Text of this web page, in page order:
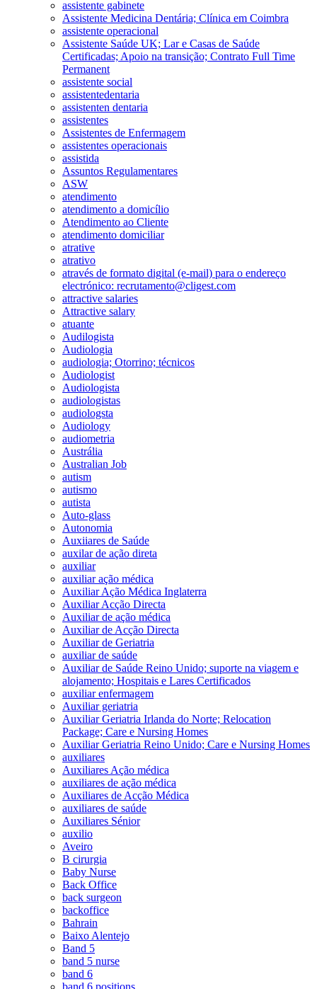
assistente gabinete
Assistente Medicina Dentária; Clínica em Coimbra
assistente operacional
Assistente Saúde UK; Lar e Casas de Saúde
Certificadas; Apoio na transição; Contrato Full Time
Permanent
assistente social
assistentedentaria
assistenten dentaria
assistentes
Assistentes de Enfermagem
assistentes operacionais
assistida
Assuntos Regulamentares
ASW
atendimento
atendimento a domicílio
Atendimento ao Cliente
atendimento domiciliar
atrative
atrativo
através de formato digital (e-mail) para o endereço
electrónico: recrutamento@cligest.com
attractive salaries
Attractive salary
atuante
Audilogista
Audiologia
audiologia; Otorrino; técnicos
Audiologist
Audiologista
audiologistas
audiologsta
Audiology
audiometria
Austrália
Australian Job
autism
autismo
autista
Auto-glass
Autonomia
Auxiiares de Saúde
auxilar de ação direta
auxiliar
auxiliar ação médica
Auxiliar Ação Médica Inglaterra
Auxiliar Acção Directa
Auxiliar de ação médica
Auxiliar de Acção Directa
Auxiliar de Geriatria
auxiliar de saúde
Auxiliar de Saúde Reino Unido; suporte na viagem e
alojamento; Hospitais e Lares Certificados
auxiliar enfermagem
Auxiliar geriatria
Auxiliar Geriatria Irlanda do Norte; Relocation
Package; Care e Nursing Homes
Auxiliar Geriatria Reino Unido; Care e Nursing Homes
auxiliares
Auxiliares Ação médica
auxiliares de ação médica
Auxiliares de Acção Médica
auxiliares de saúde
Auxiliares Sénior
auxilio
Aveiro
B cirurgia
Baby Nurse
Back Office
back surgeon
backoffice
Bahrain
Baixo Alentejo
Band 5
band 5 nurse
band 6
band 6 positions